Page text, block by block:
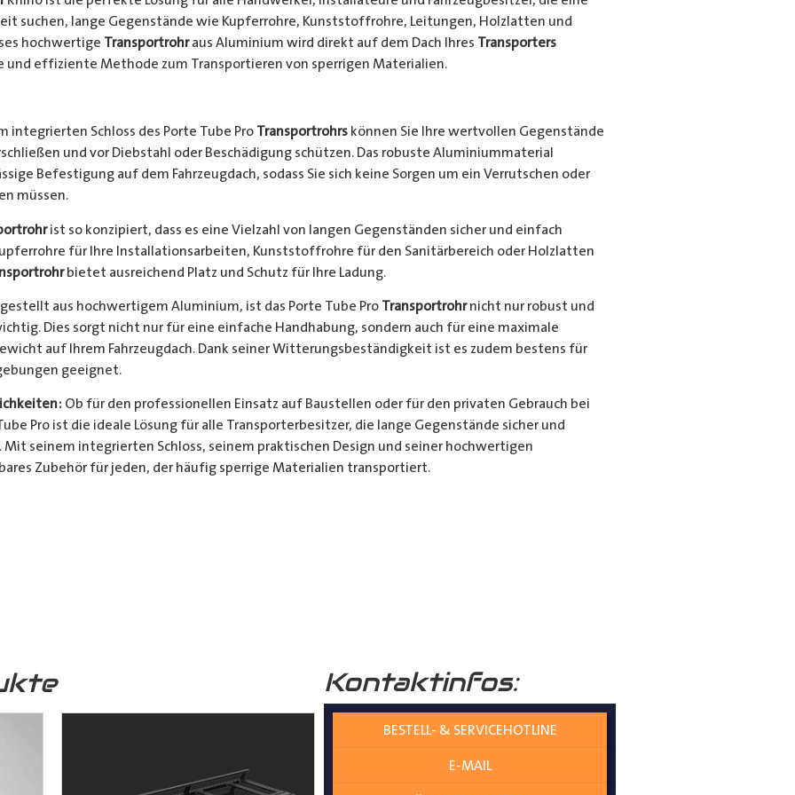
suchen, lange Gegenstände wie Kupferrohre, Kunststoffrohre, Leitungen, Holzlatten und
hochwertige Transportrohraus Aluminium wird direkt auf dem Dach Ihres Transporters
effiziente Methode zum Transportieren von sperrigen Materialien.
integrierten Schloss des Porte Tube Pro Transportrohrskönnen Sie Ihre wertvollen Gegenstände
und vor Diebstahl oder Beschädigung schützen. Das robuste Aluminiummaterial
Befestigung auf dem Fahrzeugdach, sodass Sie sich keine Sorgen um ein Verrutschen oder
müssen.
ist so konzipiert, dass es eine Vielzahl von langen Gegenständen sicher und einfach
für Ihre Installationsarbeiten, Kunststoffrohre für den Sanitärbereich oder Holzlatten
bietet ausreichend Platz und Schutz für Ihre Ladung.
aus hochwertigem Aluminium, ist das Porte Tube Pro Transportrohrnicht nur robust und
Dies sorgt nicht nur für eine einfache Handhabung, sondern auch für eine maximale
auf Ihrem Fahrzeugdach. Dank seiner Witterungsbeständigkeit ist es zudem bestens für
geeignet.
Ob für den professionellen Einsatz auf Baustellen oder für den privaten Gebrauch bei
Pro ist die ideale Lösung für alle Transporterbesitzer, die lange Gegenstände sicher und
seinem integrierten Schloss, seinem praktischen Design und seiner hochwertigen
Zubehör für jeden, der häufig sperrige Materialien transportiert.
Design, seinem integrierten Schloss und seiner vielseitigen Anwendung ist es die ultimative
Verfügung. Kontaktinfos:
BESTELL- & SERVICEHOTLINE
E-MAIL